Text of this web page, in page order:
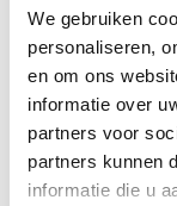
We gebruiken
personaliseren,
en om ons
informatie over
partners voor
partners kunnen
informatie die u
Materiaal kussen:
Hoes is wasbaar
Specificaties
Breedte